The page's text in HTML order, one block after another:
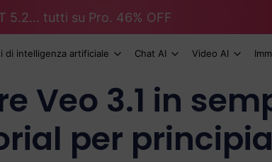
5.2... tutti su Pro. 46% OFF
di intelligenza artificiale Chat AI Video AI
Veo 3.1 in
per